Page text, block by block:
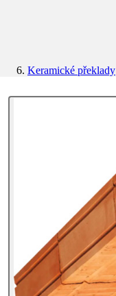
Keramické překlady